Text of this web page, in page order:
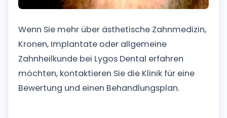
Wenn Sie mehr über ästhetische Zahnmedizin,
Kronen, Implantate oder allgemeine
Zahnheilkunde bei Lygos Dental erfahren
möchten, kontaktieren Sie die Klinik für eine
Bewertung und einen Behandlungsplan.